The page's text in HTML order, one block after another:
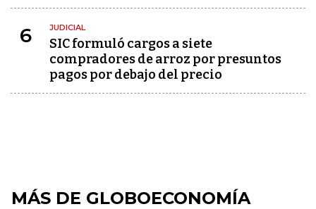
6 JUDICIAL
SIC formuló cargos a siete
compradores de arroz por presuntos
pagos por debajo del precio
MÁS DE GLOBOECONOMÍA